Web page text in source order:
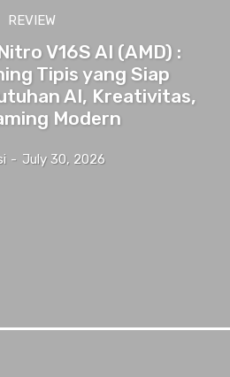
REVIEW
V16S AI (AMD) :
Tipis yang Siap
AI, Kreativitas,
Modern
- July 30, 2026